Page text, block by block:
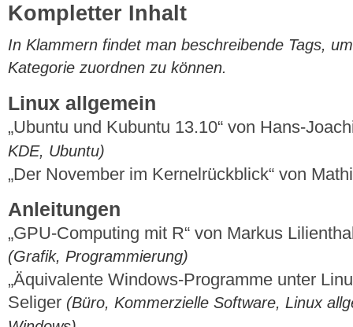
Kompletter Inhalt
In Klammern findet man beschreibende Tags,
Kategorie zuordnen zu können.
Linux allgemein
„Ubuntu und Kubuntu 13.10“ von Hans-
KDE, Ubuntu)
„Der November im Kernelrückblick“ von
Anleitungen
„GPU-Computing mit R“ von Markus
(Grafik, Programmierung)
„Äquivalente Windows-Programme unter
Seliger (Büro, Kommerzielle Software, Linux